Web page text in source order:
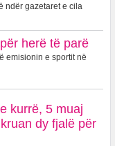
ndër gazetaret e cila
herë të parë
emisionin e sportit në
kurrë, 5 muaj
dy fjalë për